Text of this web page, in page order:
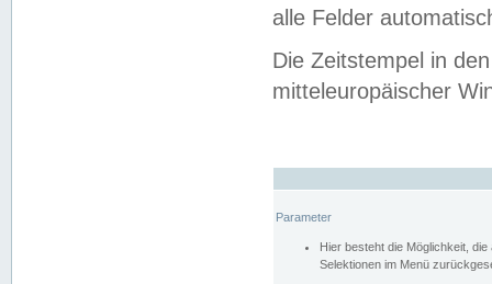
alle Felder
Die Zeitstempel in
mitteleuropäischer
Parameter
Hier besteht die Möglichkeit,
Selektionen im Menü